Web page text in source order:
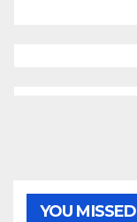
YOU MISSED